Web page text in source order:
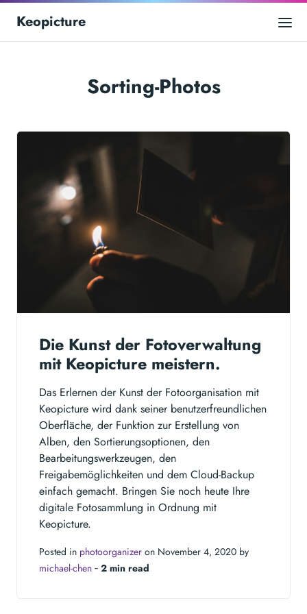
Keopicture
Sorting-Photos
Die Kunst der Fotoverwaltung
mit Keopicture meistern.
Das Erlernen der Kunst der Fotoorganisation mit
Keopicture wird dank seiner benutzerfreundlichen
Oberfläche, der Funktion zur Erstellung von
Alben, den Sortierungsoptionen, den
Bearbeitungswerkzeugen, den
Freigabemöglichkeiten und dem Cloud-Backup
einfach gemacht. Bringen Sie noch heute Ihre
digitale Fotosammlung in Ordnung mit
Keopicture.
Posted in photoorganizer on November 4, 2020 by
michael-chen ‐ 2 min read